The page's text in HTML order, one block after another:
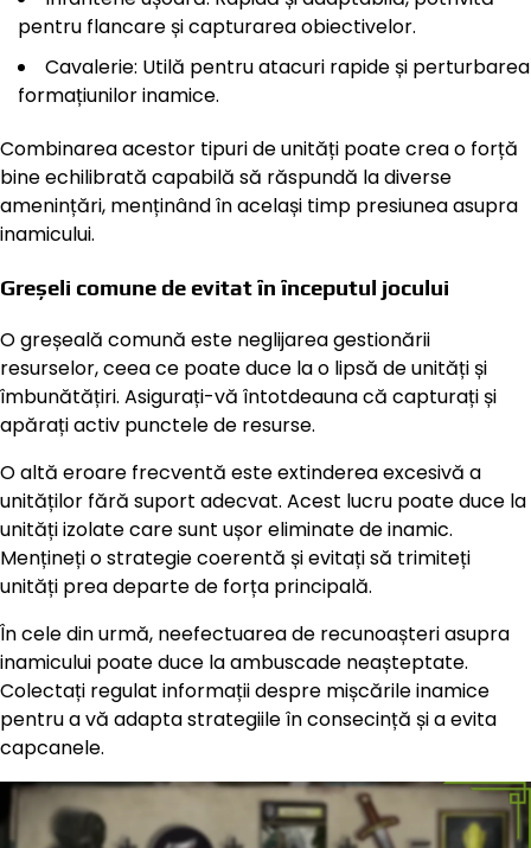
pentru flancare și capturarea obiectivelor.
Cavalerie: Utilă pentru atacuri rapide și perturbarea
formațiunilor inamice.
Combinarea acestor tipuri de unități poate crea o forță
bine echilibrată capabilă să răspundă la diverse
amenințări, menținând în același timp presiunea asupra
inamicului.
Greșeli comune de evitat în începutul jocului
O greșeală comună este neglijarea gestionării
resurselor, ceea ce poate duce la o lipsă de unități și
îmbunătățiri. Asigurați-vă întotdeauna că capturați și
apărați activ punctele de resurse.
O altă eroare frecventă este extinderea excesivă a
unităților fără suport adecvat. Acest lucru poate duce la
unități izolate care sunt ușor eliminate de inamic.
Mențineți o strategie coerentă și evitați să trimiteți
unități prea departe de forța principală.
În cele din urmă, neefectuarea de recunoașteri asupra
inamicului poate duce la ambuscade neașteptate.
Colectați regulat informații despre mișcările inamice
pentru a vă adapta strategiile în consecință și a evita
capcanele.